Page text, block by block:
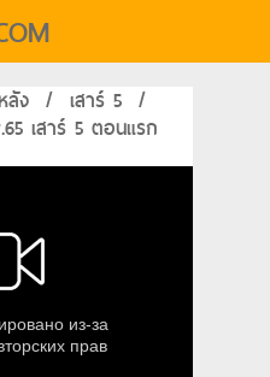
ลัง / เสาร์ 5 /
เสาร์ 5 ตอนแรก